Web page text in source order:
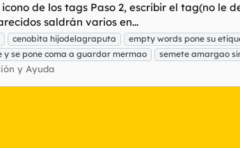
de los tags Paso 2, escribir el tag(no le
saldrán varios en...
cenobita hijodelagraputa empty words pone su
y se pone coma a guardar mermao semete amargao
y Ayuda